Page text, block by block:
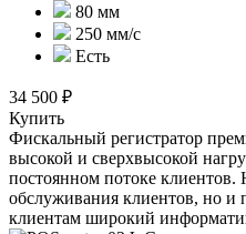
80 мм
250 мм/с
Есть
34 500 ₽
Купить
Фискальный регистратор
высокой и сверхвысокой
постоянном потоке клиентов.
обслуживания клиентов, но и
клиентам широкий